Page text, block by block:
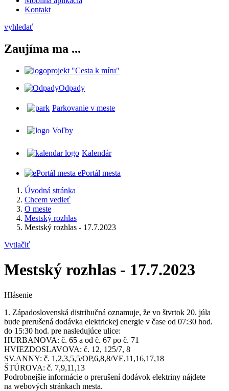
Kontakt
vyhledať
Zaujíma ma ...
projekt "Cesta k míru"
Odpady
Parkovanie v meste
Voľby
Kalendár
ePortál mesta
Úvodná stránka
Chcem vedieť
O meste
Mestský rozhlas
Mestský rozhlas - 17.7.2023
Vytlačiť
Mestský rozhlas - 17.7.2023
Hlásenie
1. Západoslovenská distribučná oznamuje, že vo štvrtok 20. júla
bude prerušená dodávka elektrickej energie v čase od 07:30 hod.
do 15:30 hod. pre nasledujúce ulice:
HURBANOVA: č. 65 a od č. 67 po č. 71
HVIEZDOSLAVOVA: č. 12, 125/7, 8
SV.ANNY: č. 1,2,3,5,5/OP,6,8,8/VE,11,16,17,18
ŠTÚROVA: č. 7,9,11,13
Podrobnejšie informácie o prerušení dodávok elektriny nájdete
na webových stránkach mesta.